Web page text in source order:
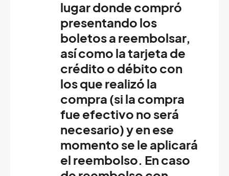
lugar donde compró
presentando los
boletos a reembolsar,
así como la tarjeta de
crédito o débito con
los que realizó la
compra (si la compra
fue efectivo no será
necesario) y en ese
momento se le aplicará
el reembolso. En caso